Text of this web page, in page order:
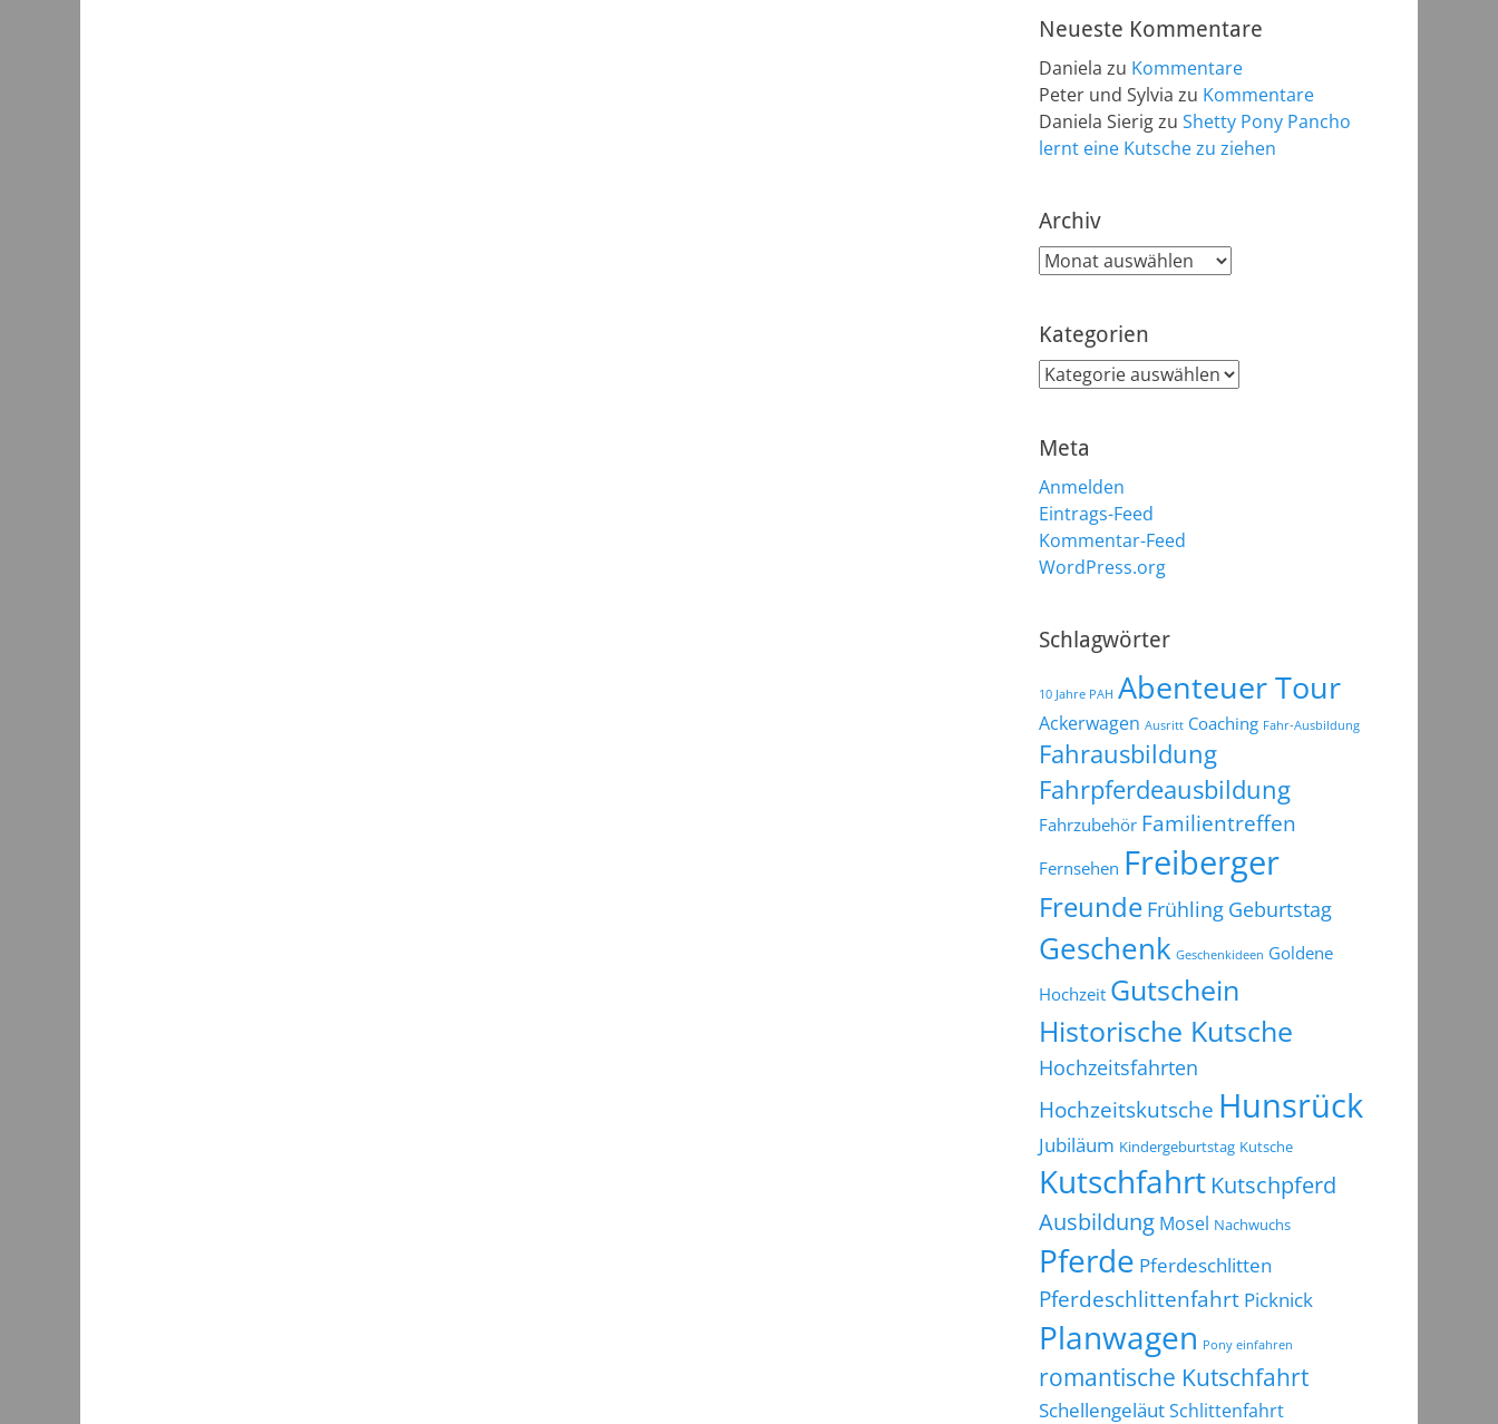
Neueste Kommentare
Daniela zu Kommentare
Peter und Sylvia zu Kommentare
Daniela Sierigzu Shetty Pony Pancho
lernt eine Kutsche zu ziehen
Archiv
Archiv
Kategorien
Kategorien
Meta
Anmelden
Eintrags-Feed
Kommentar-Feed
WordPress.org
Schlagwörter
10 Jahre PAH Abenteuer Tour
Ackerwagen Ausritt Coaching Fahr-Ausbildung
Fahrausbildung
Fahrpferdeausbildung
Fahrzubehör Familientreffen
Fernsehen Freiberger
Freunde Frühling Geburtstag
Geschenk Geschenkideen Goldene
Hochzeit Gutschein
Historische Kutsche
Hochzeitsfahrten
Hochzeitskutsche Hunsrück
Jubiläum Kindergeburtstag Kutsche
Kutschfahrt Kutschpferd
Ausbildung Mosel Nachwuchs
Pferde Pferdeschlitten
Pferdeschlittenfahrt Picknick
Planwagen Pony einfahren
romantische Kutschfahrt
SchellengeläutSchlittenfahrt